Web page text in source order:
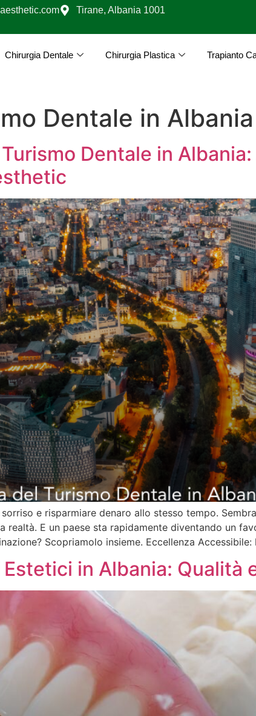
Tirane, Albania 1001
Chirurgia Dentale Chirurgia Plastica Trapianto
Dentale in Albania
Dentale in
e risparmiare denaro allo stesso tempo.
realtà. E un paese sta rapidamente diventando un
Scopriamolo insieme. Eccellenza
in Albania: Qualità